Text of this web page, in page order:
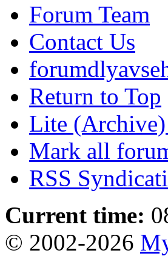
Forum Team
Contact Us
Return to Top
Lite
Mark all
RSS
Current time:
© 2002-2026